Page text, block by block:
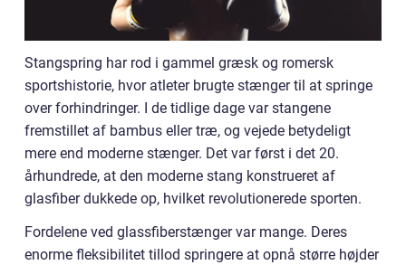
Stangspring har rod i gammel græsk og romersk
sportshistorie, hvor atleter brugte stænger til at springe
over forhindringer. I de tidlige dage var stangene
fremstillet af bambus eller træ, og vejede betydeligt
mere end moderne stænger. Det var først i det 20.
århundrede, at den moderne stang konstrueret af
glasfiber dukkede op, hvilket revolutionerede sporten.
Fordelene ved glassfiberstænger var mange. Deres
enorme fleksibilitet tillod springere at opnå større højder